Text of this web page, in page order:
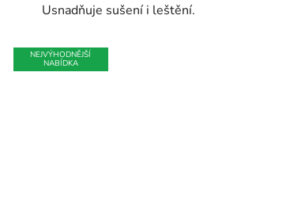
Usnadňuje sušení i leštění.
NEJVÝHODNĚJŠÍ
NABÍDKA